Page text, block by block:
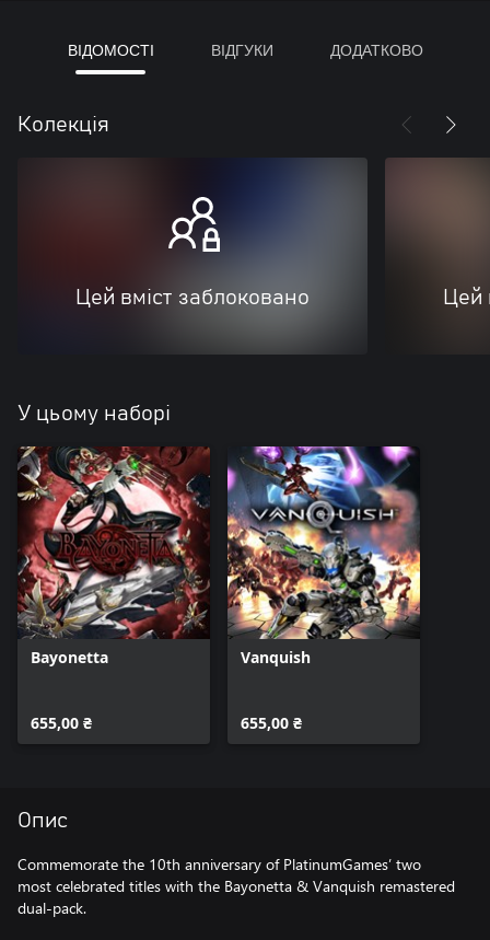
ВІДОМОСТІ ВІДГУКИ ДОДАТКОВО
Колекція
Цей вміст заблоковано Цей
У цьому наборі
Bayonetta
655,00 ₴
Vanquish
655,00 ₴
Опис
Commemorate the 10th anniversary of PlatinumGames’ two
most celebrated titles with the Bayonetta & Vanquish remastered
dual-pack.